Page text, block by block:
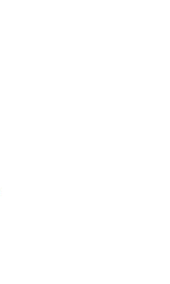
Pelaku Diamankan
di Panci Presto
Gajah PALI